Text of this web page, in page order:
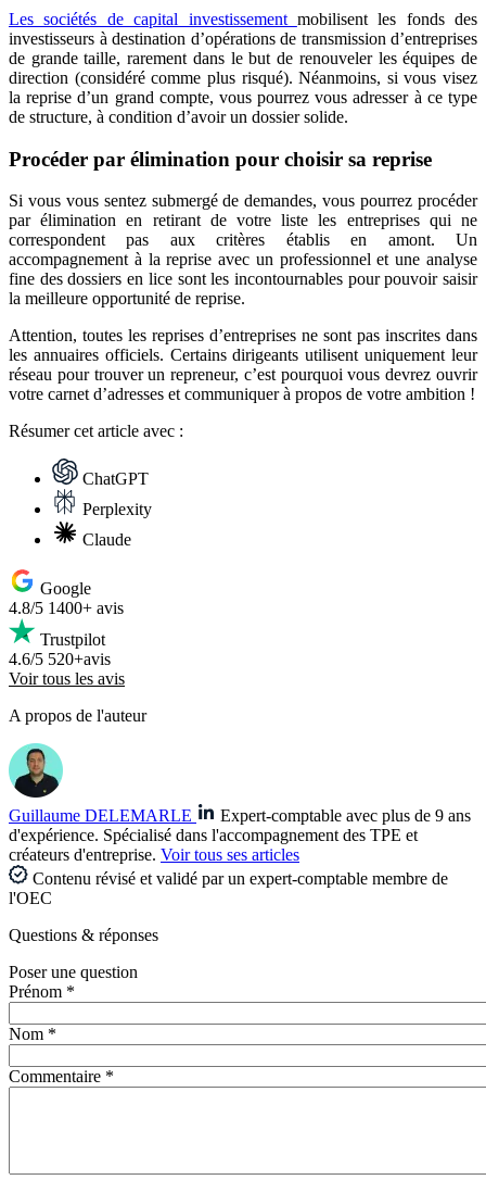
Les sociétés de capital investissement mobilisent les fonds des
investisseurs à destination d’opérations de transmission d’entreprises
de grande taille, rarement dans le but de renouveler les équipes de
direction (considéré comme plus risqué). Néanmoins, si vous visez
la reprise d’un grand compte, vous pourrez vous adresser à ce type
de structure, à condition d’avoir un dossier solide.
Procéder par élimination pour choisir sa reprise
Si vous vous sentez submergé de demandes, vous pourrez procéder
par élimination en retirant de votre liste les entreprises qui ne
correspondent pas aux critères établis en amont. Un
accompagnement à la reprise avec un professionnel et une analyse
fine des dossiers en lice sont les incontournables pour pouvoir saisir
la meilleure opportunité de reprise.
Attention, toutes les reprises d’entreprises ne sont pas inscrites dans
les annuaires officiels. Certains dirigeants utilisent uniquement leur
réseau pour trouver un repreneur, c’est pourquoi vous devrez ouvrir
votre carnet d’adresses et communiquer à propos de votre ambition !
Résumercet article avec :
ChatGPT
Perplexity
Claude
Google
4.8/5 1400+ avis
Trustpilot
4.6/5 520+avis
Voir tous les avis
A propos de l'auteur
Guillaume DELEMARLE
Expert-comptable avec plus de 9 ans
d'expérience. Spécialisé dans l'accompagnement des TPE et
créateurs d'entreprise. Voir tous ses articles
Contenu révisé et validé par un expert-comptable membre de
l'OEC
Questions & réponses
Poser une question
Prénom *
Nom *
Commentaire *